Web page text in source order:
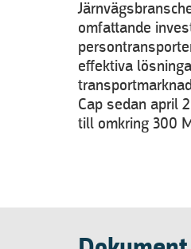
omfattande
effektiva
Cap sedan april
till omkring 300